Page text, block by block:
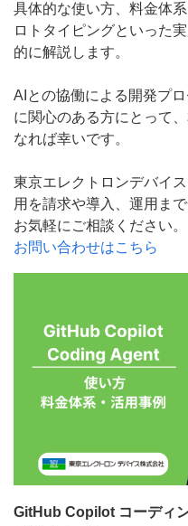
具体的な使い方、料金体
ロトタイピングといった
的に解説します。
AIとの協働による開発プ
に関心のある方にとって
なれば幸いです。
東京エレクトロンデバイ
用を請求や導入、運用ま
お気軽にご相談ください。
お問い合わせはこちら
GitHub Copilot コーディ